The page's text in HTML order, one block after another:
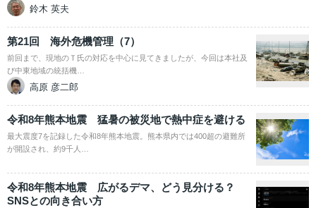
鈴木 英夫
第21回 海外危機管理（7）
前回まで、現地のＴ氏の対応を中心に見てきましたが、今回は本社及
び中東地域の統括機…
高原 彦二郎
令和8年熊本地震 猛暑の被災地で熱中症を避ける
最大震度7を記録した令和8年熊本地震。熊本県内では400超の避難所
が開設され、約9千人…
令和8年熊本地震 広がるデマ、どう見分ける？
SNSとの向き合い方